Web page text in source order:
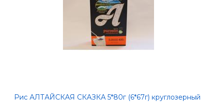
Рис АЛТАЙСКАЯ СКАЗКА 5*80г (6*67г) круглозерный